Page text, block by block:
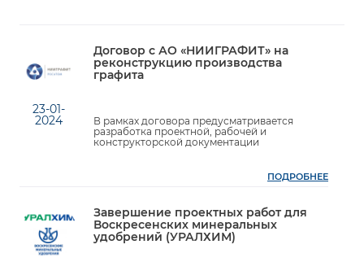
23-01-
2024
Договор с АО «НИИГРАФИТ» на
реконструкцию производства
графита
В рамках договора предусматривается
разработка проектной, рабочей и
конструкторской документации
ПОДРОБНЕЕ
Завершение проектных работ для
Воскресенских минеральных
удобрений (УРАЛХИМ)